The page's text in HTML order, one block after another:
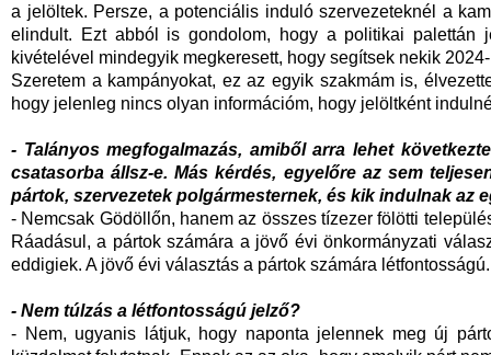
a jelöltek. Persze, a potenciális induló szervezeteknél a
elindult. Ezt abból is gondolom, hogy a politikai palettán
kivételével mindegyik megkeresett, hogy segítsek nekik
Szeretem a kampányokat, ez az egyik szakmám is,
hogy jelenleg nincs olyan információm, hogy jelöltként
- Talányos megfogalmazás, amiből arra lehet
csatasorba állsz-e. Más kérdés, egyelőre az sem
pártok, szervezetek polgármesternek, és kik indulnak az
- Nemcsak Gödöllőn, hanem az összes tízezer fölötti
Ráadásul, a pártok számára a jövő évi önkormányzati
eddigiek. A jövő évi választás a pártok számára létfontosságú.
- Nem túlzás a létfontosságú jelző?
- Nem, ugyanis látjuk, hogy naponta jelennek meg új